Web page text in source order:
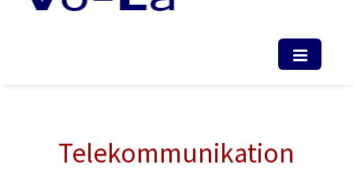
Telekommunikation